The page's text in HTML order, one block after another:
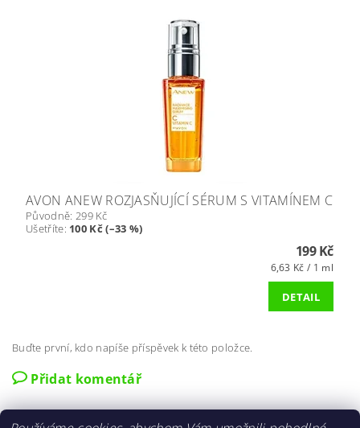
AVON ANEW ROZJASŇUJÍCÍ SÉRUM S VITAMÍNEM C
Původně: 299 Kč
Ušetříte: 100 Kč (–33 %)
199 Kč
6,63 Kč / 1 ml
DETAIL
Buďte první, kdo napíše příspěvek k této položce.
Přidat komentář